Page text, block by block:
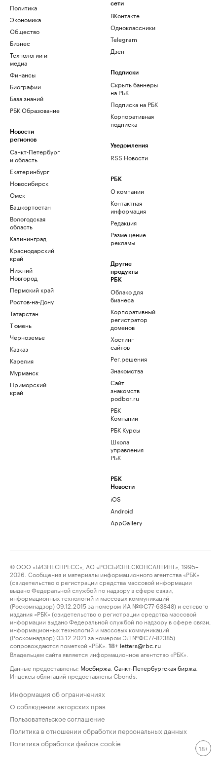
Политика
Экономика
Общество
Бизнес
Технологии и
медиа
Финансы
Биографии
База знаний
РБК Образование
Новости
регионов
Санкт-Петербург
и область
Екатеринбург
Новосибирск
Омск
Башкортостан
Вологодская
область
Калининград
Краснодарский
край
Нижний
Новгород
Пермский край
Ростов-на-Дону
Татарстан
Тюмень
Черноземье
Кавказ
Карелия
Мурманск
Приморский
край
сети
ВКонтакте
Одноклассники
Telegram
Дзен
Подписки
Скрыть баннеры
на РБК
Подписка на РБК
Корпоративная
подписка
Уведомления
RSS Новости
РБК
О компании
Контактная
информация
Редакция
Размещение
рекламы
Другие
продукты
РБК
Облако для
бизнеса
Корпоративный
регистратор
доменов
Хостинг
сайтов
Рег.решения
Знакомства
Сайт
знакомств
podbor.ru
РБК
Компании
РБК Курсы
Школа
управления
РБК
РБК
Новости
iOS
Android
AppGallery
© ООО «БИЗНЕСПРЕСС», АО «РОСБИЗНЕСКОНСАЛТИНГ», 1995–
2026. Сообщения и материалы информационного агентства «РБК»
(свидетельство о регистрации средства массовой информации
выдано Федеральной службой по надзору в сфере связи,
информационных технологий и массовых коммуникаций
(Роскомнадзор) 09.12.2015 за номером ИА №ФС77-63848) и сетевого
издания «РБК» (свидетельство о регистрации средства массовой
информации выдано Федеральной службой по надзору в сфере связи,
информационных технологий и массовых коммуникаций
(Роскомнадзор) 03.12.2021 за номером ЭЛ №ФС77-82385)
сопровождаются пометкой «РБК».
18+ letters@rbc.ru
Владельцем сайта является информационное агентство «РБК».
Данные предоставлены: Мосбиржа Санкт-Петербургская биржа
Индексы облигаций предоставлены Cbonds.
Информация об ограничениях
О соблюдении авторских прав
Пользовательское соглашение
Политика в отношении обработки персональных данных
Политика обработки файлов cookie
18+